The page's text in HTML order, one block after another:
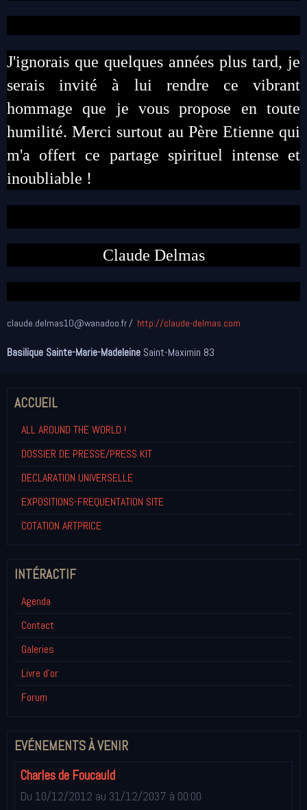
J'ignorais que quelques années plus tard, je
serais invité à lui rendre ce vibrant
hommage que je vous propose en toute
humilité. Merci surtout au Père Etienne qui
m'a offert ce partage spirituel intense et
inoubliable !
Claude Delmas
claude.delmas10@wanadoo.fr http://claude-delmas.com
Basilique Sainte-Marie-Madeleine Saint-Maximin 83
ACCUEIL
ALL AROUND THE WORLD !
DOSSIER DE PRESSE/PRESS KIT
DECLARATION UNIVERSELLE
EXPOSITIONS-FREQUENTATION SITE
COTATION ARTPRICE
INTÉRACTIF
Agenda
Contact
Galeries
Livre d'or
Forum
EVÉNEMENTS À VENIR
Charles de Foucauld
Du 10/12/2012 au 31/12/2037 à 00:00